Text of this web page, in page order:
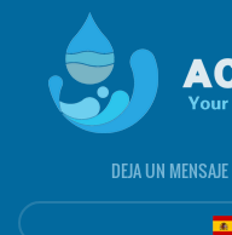
DEJA UN MENSAJE